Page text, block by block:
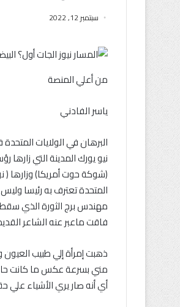
سبتمبر 12, 2022
من أعلي المنصة
ياسر الفادني
البرهان في الولايات
نيو يورك المدينة التي
(شوكة حوت أمريكا) وزارها (
المتحدة تعترف به رئيسا
مهندس برج الثورة الذي سقط
فاقت ماعبر عنه الشاعر
ذهبت إمرأة إلي طبيب
مني بسرعة عكس ما كانت
أي أنه صار يري الأشياء علي